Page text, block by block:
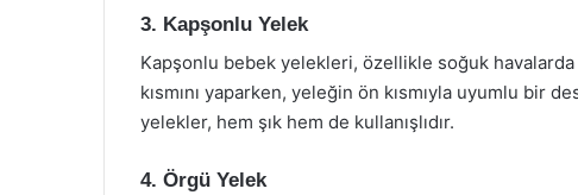
3. Kapşonlu Yelek
Kapşonlu bebek yelekleri, özellikle soğuk
kısmını yaparken, yeleğin ön kısmıyla uyumlu bir
yelekler, hem şık hem de kullanışlıdır.
4. Örgü Yelek